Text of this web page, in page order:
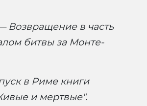
Возвращение в часть
битвы за Монте-
в Риме книги
и мертвые".